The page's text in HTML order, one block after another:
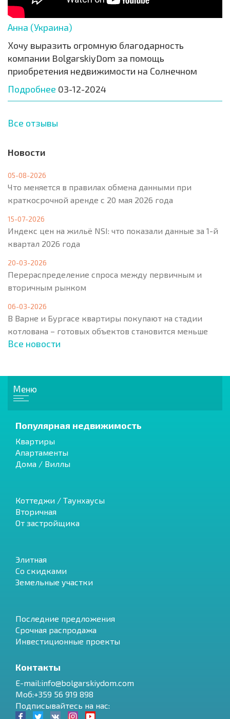
Анна (Украина)
Хочу выразить огромную благодарность
компании BolgarskiyDom за помощь
приобретения недвижимости на Солнечном
Подробнее 03-12-2024
Все отзывы
Новости
05-08-2026
Что меняется в правилах обмена данными при
краткосрочной аренде с 20 мая 2026 года
15-07-2026
Индекс цен на жильё NSI: что показали данные за 1-й
квартал 2026 года
20-03-2026
Перераспределение спроса между первичным и
вторичным рынком
06-03-2026
В Варне и Бургасе квартиры покупают на стадии
котлована – готовых объектов становится меньше
Все новости
Меню
Популярная недвижимость
Квартиры
Апартаменты
Дома / Виллы
Коттеджи / Таунхаусы
Вторичная
От застройщика
Элитная
Со скидками
Земельные участки
Последние предложения
Срочная распродажа
Инвестиционные проекты
Контакты
E-mail:info@bolgarskiydom.com
Моб:+359 56 919 898
Подписывайтесь на нас: